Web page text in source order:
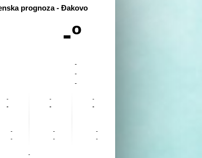
prognoza - Đakovo
-º
-
-
-
-
-
-
-
-
-
-
-
-
-
-
-
-